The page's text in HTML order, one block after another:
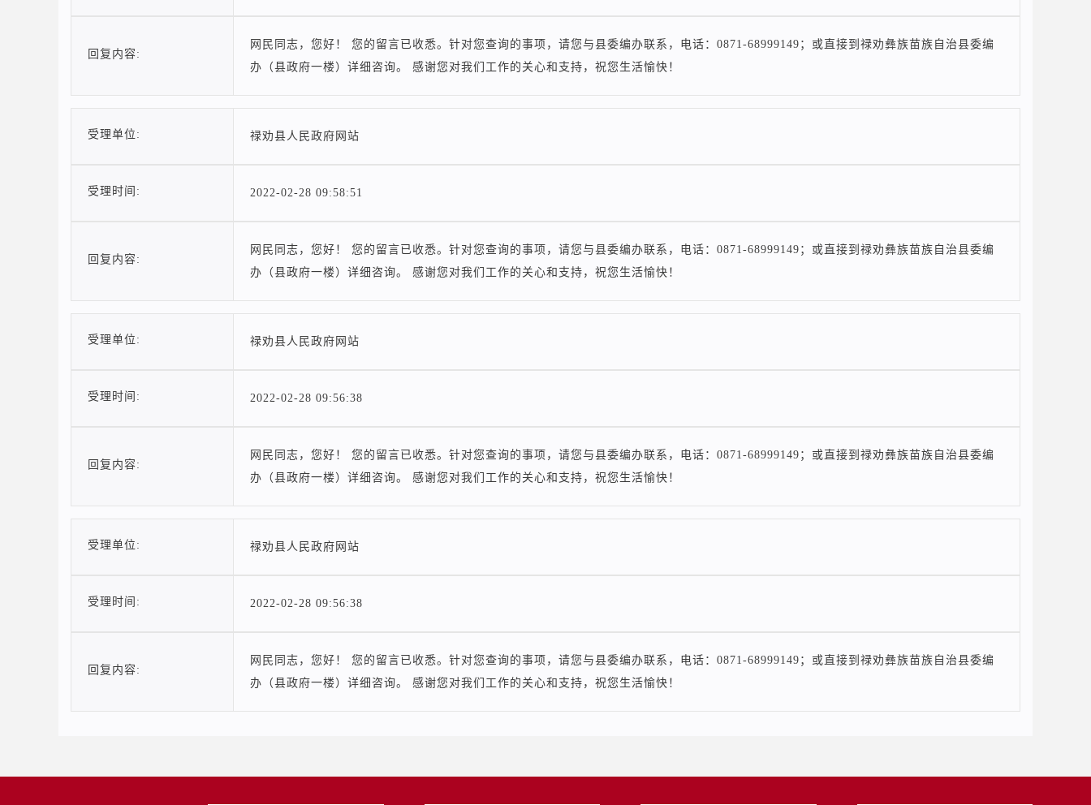
回复内容:
网民同志，您好！ 您的留言已收悉。针对您查询的事项，请您与县委编办联系，电话：0871-68999149；或直接到禄劝彝族苗族自治县委编
办（县政府一楼）详细咨询。 感谢您对我们工作的关心和支持，祝您生活愉快！
受理单位: 禄劝县人民政府网站
受理时间: 2022-02-28 09:58:51
回复内容:
网民同志，您好！ 您的留言已收悉。针对您查询的事项，请您与县委编办联系，电话：0871-68999149；或直接到禄劝彝族苗族自治县委编
办（县政府一楼）详细咨询。 感谢您对我们工作的关心和支持，祝您生活愉快！
受理单位: 禄劝县人民政府网站
受理时间: 2022-02-28 09:56:38
回复内容:
网民同志，您好！ 您的留言已收悉。针对您查询的事项，请您与县委编办联系，电话：0871-68999149；或直接到禄劝彝族苗族自治县委编
办（县政府一楼）详细咨询。 感谢您对我们工作的关心和支持，祝您生活愉快！
受理单位: 禄劝县人民政府网站
受理时间: 2022-02-28 09:56:38
回复内容:
网民同志，您好！ 您的留言已收悉。针对您查询的事项，请您与县委编办联系，电话：0871-68999149；或直接到禄劝彝族苗族自治县委编
办（县政府一楼）详细咨询。 感谢您对我们工作的关心和支持，祝您生活愉快！